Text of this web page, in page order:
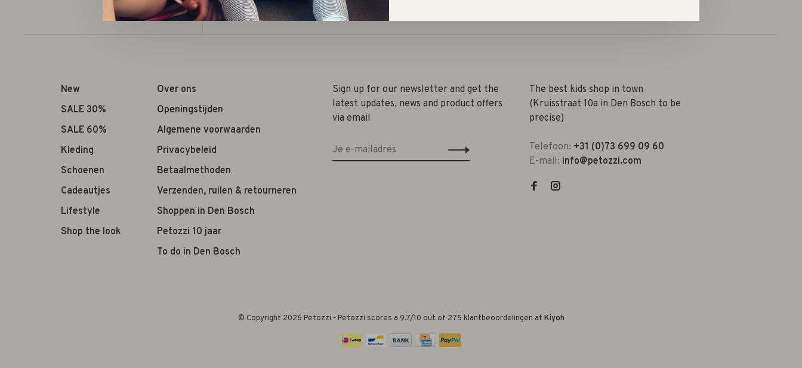
New
SALE 30%
SALE 60%
Kleding
Schoenen
Cadeautjes
Lifestyle
Shop the look
Over ons
Openingstijden
Algemene voorwaarden
Privacybeleid
Betaalmethoden
Verzenden, ruilen & retourneren
Shoppen in Den Bosch
Petozzi 10 jaar
To do in Den Bosch
Sign up for our newsletter and get the
latest updates, news and product offers
via email
The best kids shop in town
(Kruisstraat 10a in Den Bosch to be
precise)
Telefoon: +31 (0)73 699 09 60
E-mail: info@petozzi.com
© Copyright 2026 Petozzi - Petozzi scores a 9.7/10 out of 275 klantbeoordelingen at Kiyoh